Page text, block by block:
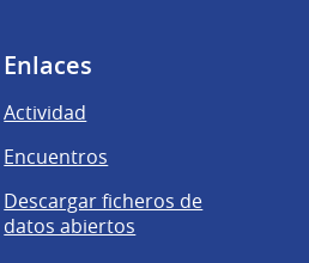
Enlaces
Actividad
Encuentros
Descargar ficheros de
datos abiertos